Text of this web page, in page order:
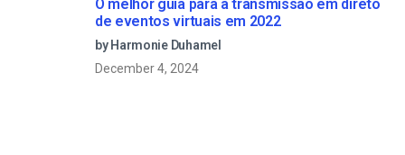
O melhor guia para a transmissão em direto
de eventos virtuais em 2022
by Harmonie Duhamel
December 4, 2024